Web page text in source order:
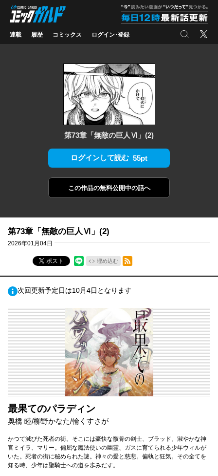
コミックガルド
連載 履歴 コミックス ログイン･登録 検索 X
第73章「無敵の巨人Ⅵ」(2)
ログインして読む 55pt
この作品の無料公開中の話へ
第73章「無敵の巨人Ⅵ」(2)
2026年01月04日
ポスト 埋め込む
RSSフィード
次回更新予定日は10月4日となります
最果てのパラディン
奥橋 睦/柳野かなた/輪くすさが
かつて滅びた死者の街。そこには豪快な骸骨の剣士、ブラッド。淑やかな神
官ミイラ、マリー。偏屈な魔法使いの幽霊、ガスに育てられる少年ウィルが
いた。死者の街に秘められた謎。神々の愛と慈悲。偏執と狂気。その全てを
知る時、少年は聖騎士への道を歩みだす。